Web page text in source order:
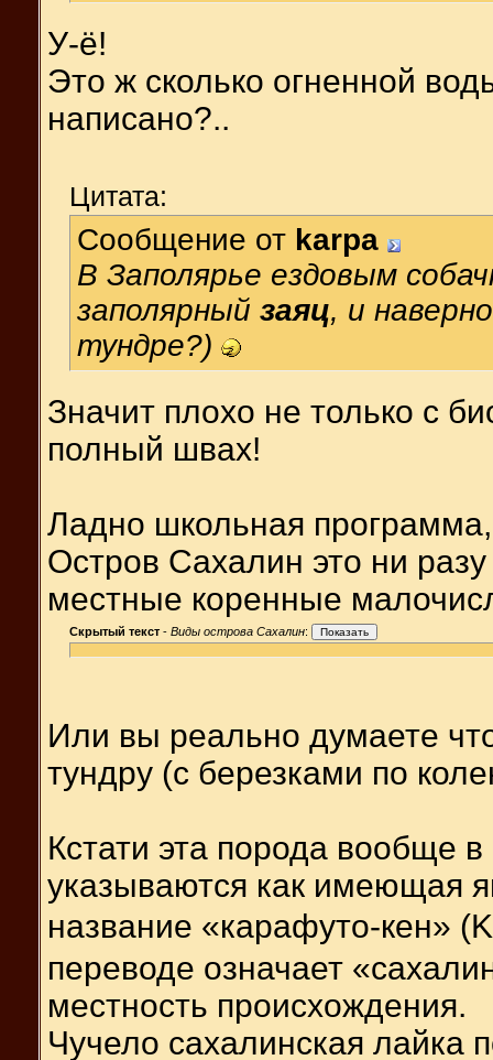
У-ё!
Это ж сколько огненной
написано?..
Цитата:
Сообщение от karpa
В Заполярье ездовым
заполярный заяц, и
тундре?)
Значит плохо не только с
полный швах!
Ладно школьная
Остров Сахалин это ни
местные коренные
Скрытый текст - Виды острова Сахалин:
Или вы реально думаете
тундру (с березками по
Кстати эта порода вообще
указываются как имеющая
название «карафуто-кен»
переводе означает
местность происхождения.
Чучело сахалинская лайка